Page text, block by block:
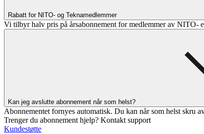
Rabatt for NITO- og Teknamedlemmer
Vi tilbyr halv pris på årsabonnement for medlemmer av NITO-
Kan jeg avslutte abonnement når som helst?
Abonnementet fornyes automatisk. Du kan når som helst skru
Trenger du abonnement hjelp? Kontakt support
Kundestøtte